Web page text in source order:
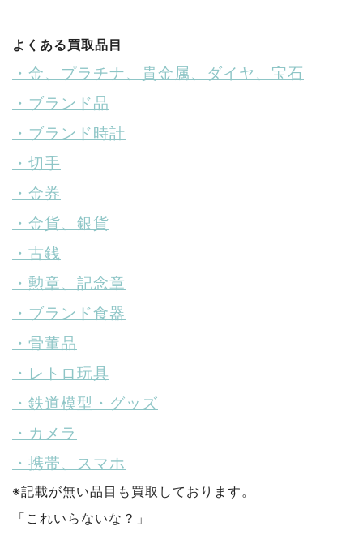
よくある買取品目
・金、プラチナ、貴金属、ダイヤ、宝石
・ブランド品
・ブランド時計
・切手
・金券
・金貨、銀貨
・古銭
・勲章、記念章
・ブランド食器
・骨董品
・レトロ玩具
・鉄道模型・グッズ
・カメラ
・携帯、スマホ
※記載が無い品目も買取しております。
「これいらないな？」